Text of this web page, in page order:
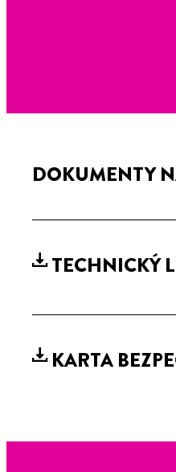
DOKUMENTY
TECHNICKÝ
KARTA